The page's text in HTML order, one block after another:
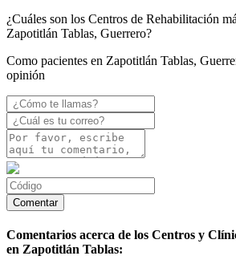
¿Cuáles son los Centros de Rehabilitación
Zapotitlán Tablas, Guerrero?
Como pacientes en Zapotitlán Tablas,
opinión
Comentarios acerca de los Centros y
en Zapotitlán Tablas: